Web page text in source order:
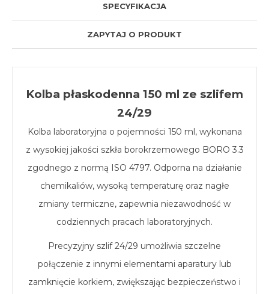
SPECYFIKACJA
ZAPYTAJ O PRODUKT
Kolba płaskodenna 150 ml ze szlifem
24/29
Kolba laboratoryjna o pojemności 150 ml, wykonana
z wysokiej jakości szkła borokrzemowego BORO 3.3
zgodnego z normą ISO 4797. Odporna na działanie
chemikaliów, wysoką temperaturę oraz nagłe
zmiany termiczne, zapewnia niezawodność w
codziennych pracach laboratoryjnych.
Precyzyjny szlif 24/29 umożliwia szczelne
połączenie z innymi elementami aparatury lub
zamknięcie korkiem, zwiększając bezpieczeństwo i